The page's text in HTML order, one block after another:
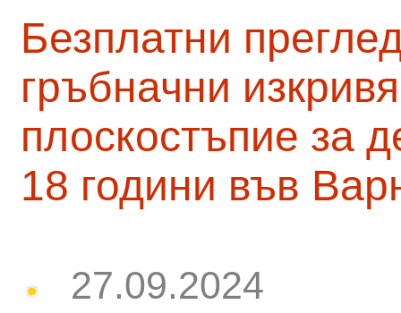
Безплатни
гръбначни
плоскостъпие за
18 години във
27.09.2024